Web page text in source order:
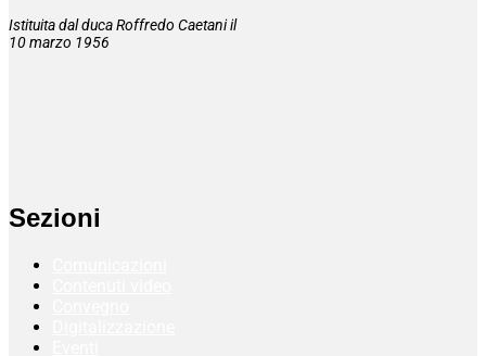
Istituita dal duca Roffredo Caetani il
10 marzo 1956
Sezioni